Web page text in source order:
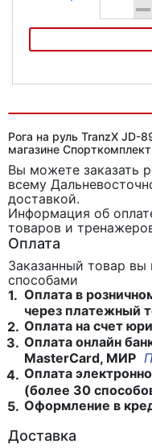
-
Черные,алюминиевые
Рога на руль TranzX JD-
магазине Спорткомплект
Вы можете заказать
всему
доставкой.
Информация об
товаров и
Оплата
Заказанный товар
способами
1. Оплата в
через платежный
2. Оплата на счет
3. Оплата онлайн
MasterCard, МИР
4. Оплата
(более 30
5. Оформление в
Доставка